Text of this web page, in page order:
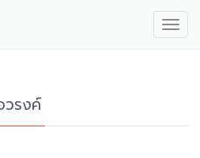
วรงค์